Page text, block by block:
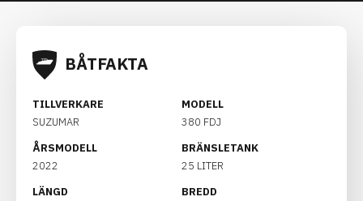
BÅTFAKTA
TILLVERKARE
SUZUMAR
MODELL
380 FDJ
ÅRSMODELL
2022
BRÄNSLETANK
25 LITER
LÄNGD
BREDD